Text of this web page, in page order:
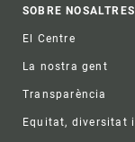
Footer
SOBRE NOSALTRES
El Centre
La nostra gent
Transparència
Equitat, diversitat